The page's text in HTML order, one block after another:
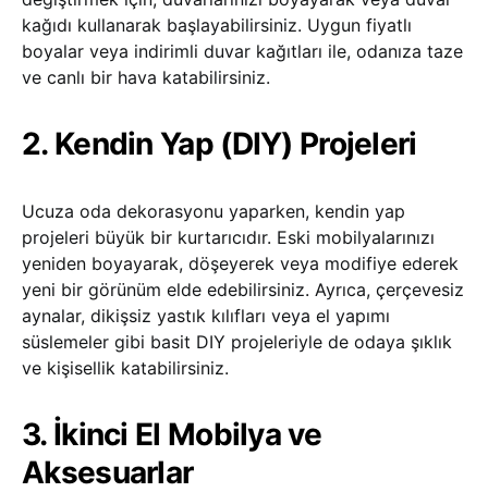
kağıdı kullanarak başlayabilirsiniz. Uygun fiyatlı
boyalar veya indirimli duvar kağıtları ile, odanıza taze
ve canlı bir hava katabilirsiniz.
2. Kendin Yap (DIY) Projeleri
Ucuza oda dekorasyonu yaparken, kendin yap
projeleri büyük bir kurtarıcıdır. Eski mobilyalarınızı
yeniden boyayarak, döşeyerek veya modifiye ederek
yeni bir görünüm elde edebilirsiniz. Ayrıca, çerçevesiz
aynalar, dikişsiz yastık kılıfları veya el yapımı
süslemeler gibi basit DIY projeleriyle de odaya şıklık
ve kişisellik katabilirsiniz.
3. İkinci El Mobilya ve
Aksesuarlar